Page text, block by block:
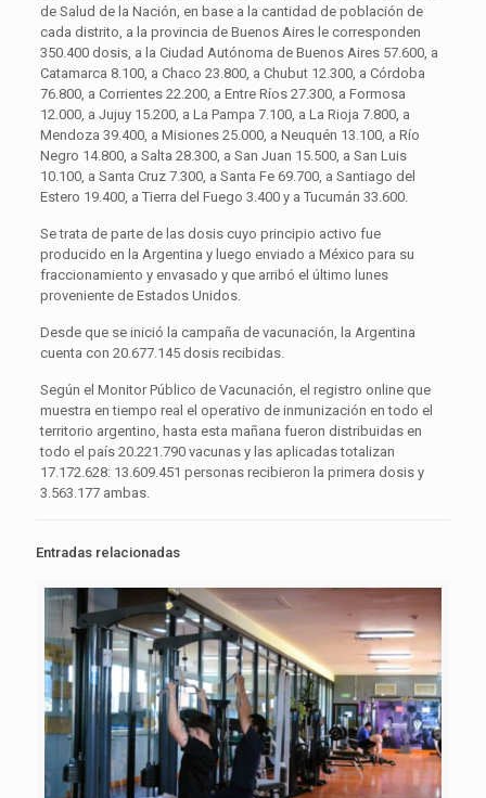
de Salud de la Nación, en base a la cantidad de población de
cada distrito, a la provincia de Buenos Aires le corresponden
350.400 dosis, a la Ciudad Autónoma de Buenos Aires 57.600, a
Catamarca 8.100, a Chaco 23.800, a Chubut 12.300, a Córdoba
76.800, a Corrientes 22.200, a Entre Ríos 27.300, a Formosa
12.000, a Jujuy 15.200, a La Pampa 7.100, a La Rioja 7.800, a
Mendoza 39.400, a Misiones 25.000, a Neuquén 13.100, a Río
Negro 14.800, a Salta 28.300, a San Juan 15.500, a San Luis
10.100, a Santa Cruz 7.300, a Santa Fe 69.700, a Santiago del
Estero 19.400, a Tierra del Fuego 3.400 y a Tucumán 33.600.
Se trata de parte de las dosis cuyo principio activo fue
producido en la Argentina y luego enviado a México para su
fraccionamiento y envasado y que arribó el último lunes
proveniente de Estados Unidos.
Desde que se inició la campaña de vacunación, la Argentina
cuenta con 20.677.145 dosis recibidas.
Según el Monitor Público de Vacunación, el registro online que
muestra en tiempo real el operativo de inmunización en todo el
territorio argentino, hasta esta mañana fueron distribuidas en
todo el país 20.221.790 vacunas y las aplicadas totalizan
17.172.628: 13.609.451 personas recibieron la primera dosis y
3.563.177 ambas.
Entradas relacionadas